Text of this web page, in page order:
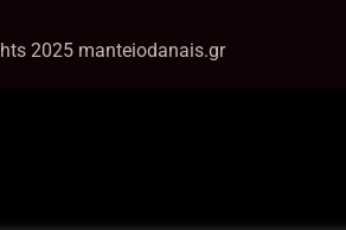
2025 manteiodanais.gr